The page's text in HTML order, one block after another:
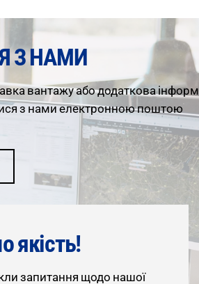
З НАМИ
вантажуабододаткова
з нами електронною поштою
якість!
запитання щодо нашої